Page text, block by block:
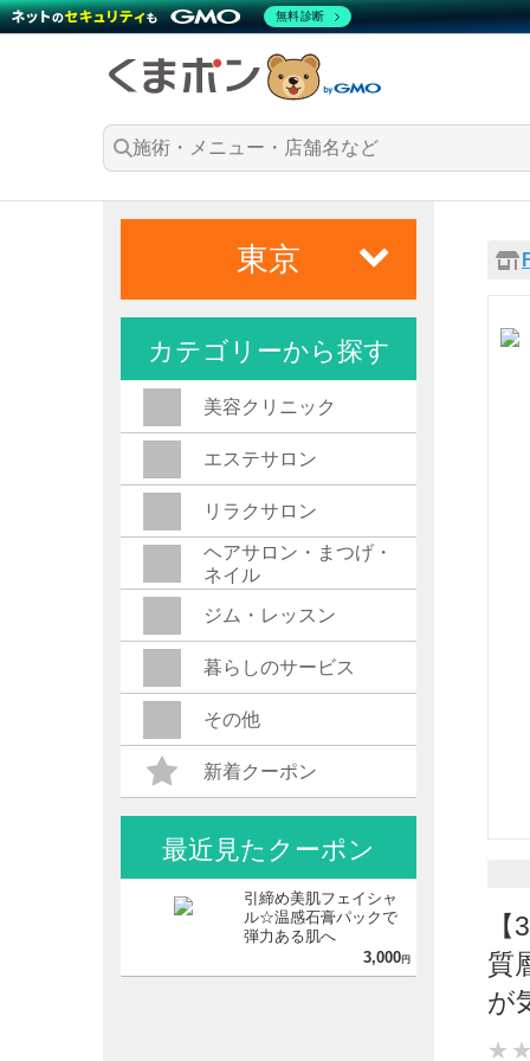
質
が
東京
カテゴリーから探す
美容クリニック
エステサロン
リラクサロン
ヘアサロン・まつげ・
ネイル
ジム・レッスン
暮らしのサービス
その他
新着クーポン
最近見たクーポン
引締め美肌フェイシャ
ル☆温感石膏パックで
弾力ある肌へ
3,000円
無料診断